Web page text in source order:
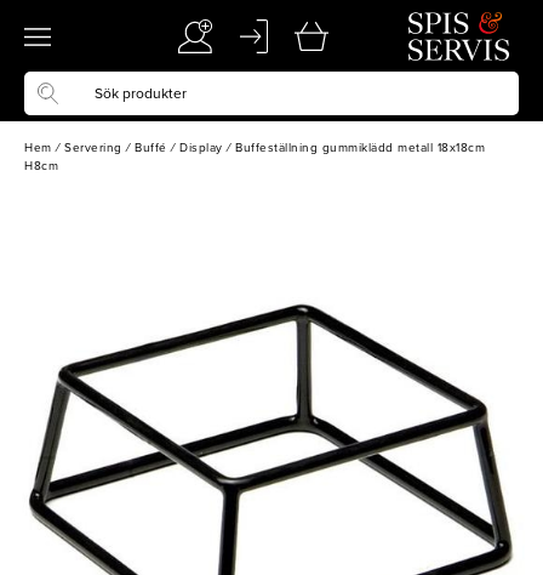
Hem / Servering / Buffé / Display / Buffeställning gummiklädd metall 18x18cm
H8cm